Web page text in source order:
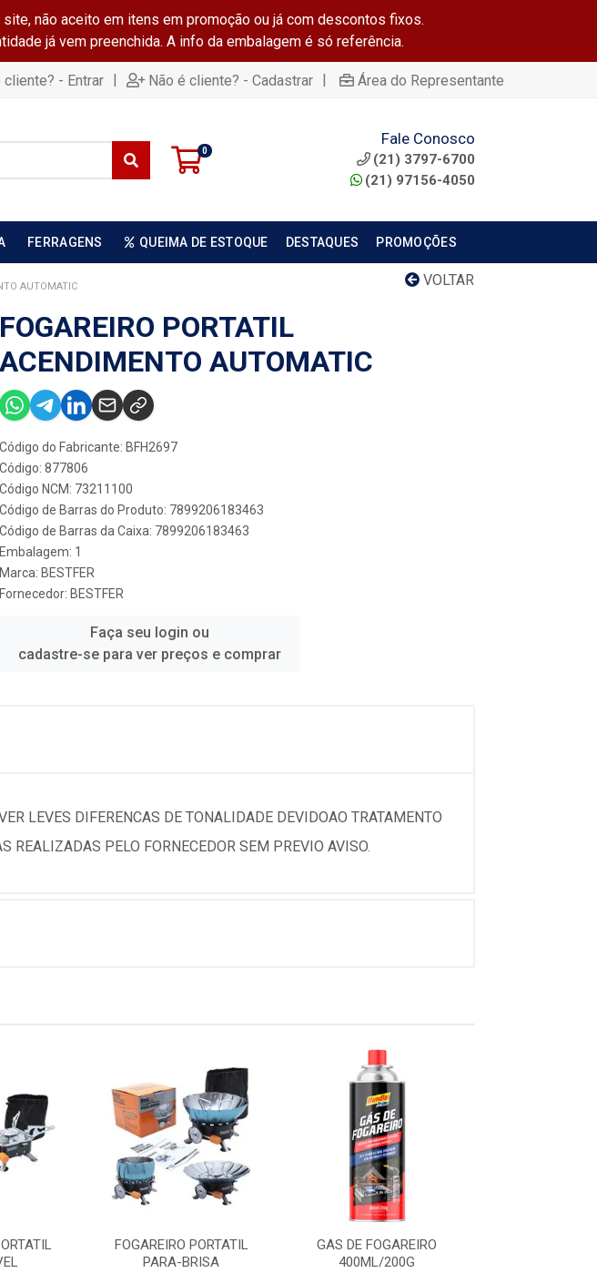
não aceito em itens em promoção ou já com descontos fixos.
já vem preenchida. A info da embalagem é só referência.
cliente? - Entrar | Não é cliente? - Cadastrar | Área do Representante
0
Fale Conosco
(21) 3797-6700
(21) 97156-4050
FERRAGENS QUEIMA DE ESTOQUE DESTAQUES PROMOÇÕES
VOLTAR
AUTOMATIC
FOGAREIRO PORTATIL
ACENDIMENTO AUTOMATIC
Código do Fabricante: BFH2697
Código: 877806
Código NCM: 73211100
Código de Barras do Produto: 7899206183463
Código de Barras da Caixa: 7899206183463
Embalagem: 1
Marca: BESTFER
Fornecedor: BESTFER
Faça seu login ou
cadastre-se para ver preços e comprar
LEVES DIFERENCAS DE TONALIDADE DEVIDOAO TRATAMENTO
REALIZADAS PELO FORNECEDOR SEM PREVIO AVISO.
FOGAREIRO PORTATIL
PARA-BRISA
GAS DE FOGAREIRO
400ML/200G